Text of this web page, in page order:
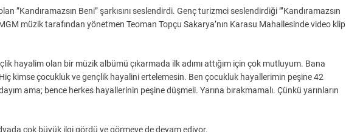
”Kandıramazsın Beni” şarkısını seslendirdi. Genç turizmci seslendirdiği ”’Kandıramazsın
MGM müzik tarafından yönetmen Teoman Topçu Sakarya’nın Karasu Mahallesinde video klip
hayalim olan bir müzik albümü çıkarmada ilk adımı attığım için çok mutluyum. Bana
Hiç kimse çocukluk ve gençlik hayalini ertelemesin. Ben çocukluk hayallerimin peşine 42
ama; bence herkes hayallerinin peşine düşmeli. Yarına bırakmamalı. Çünkü yarınların
çok büyük ilgi gördü ve görmeye de devam ediyor.